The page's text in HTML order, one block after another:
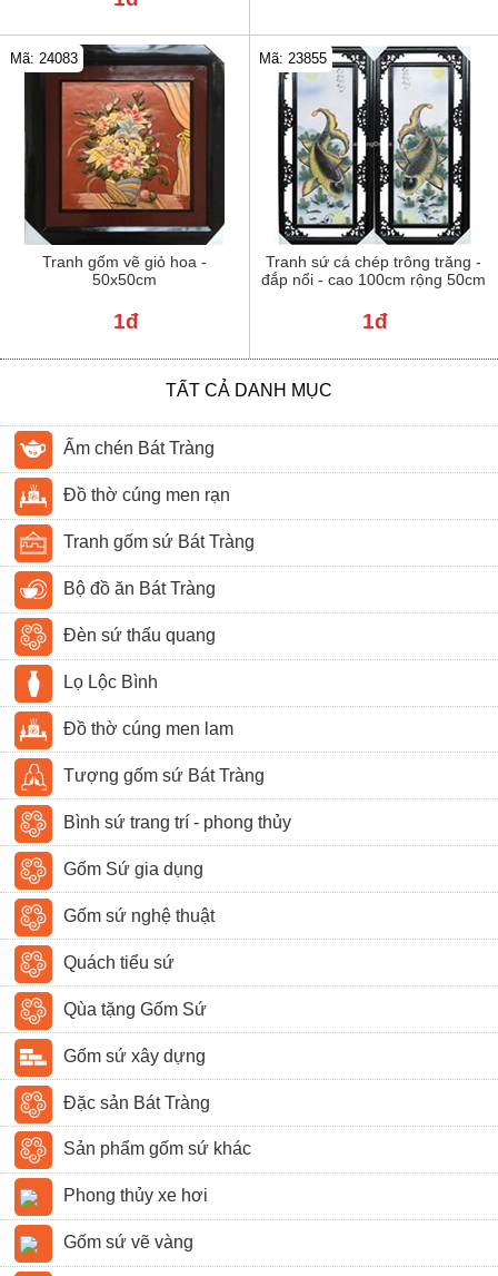
Tranh gốm vẽ giỏ hoa -
50x50cm
Mã: 24083
1đ
Tranh sứ cá chép trông trăng -
đắp nổi - cao 100cm rộng 50cm
Mã: 23855
1đ
TẤT CẢ DANH MỤC
Ấm chén Bát Tràng
Đồ thờ cúng men rạn
Tranh gốm sứ Bát Tràng
Bộ đồ ăn Bát Tràng
Đèn sứ thấu quang
Lọ Lộc Bình
Đồ thờ cúng men lam
Tượng gốm sứ Bát Tràng
Bình sứ trang trí - phong thủy
Gốm Sứ gia dụng
Gốm sứ nghệ thuật
Quách tiểu sứ
Qùa tặng Gốm Sứ
Gốm sứ xây dựng
Đặc sản Bát Tràng
Sản phẩm gốm sứ khác
Phong thủy xe hơi
Gốm sứ vẽ vàng